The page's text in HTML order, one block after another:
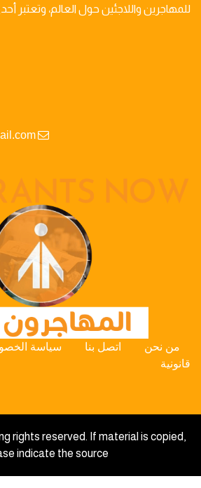
للمهاجرين واللاجئين حول العالم، وتعتبر
من نحن اتصل بنا سياسة
قانونية
rights reserved. If material is copied,
indicate the source.